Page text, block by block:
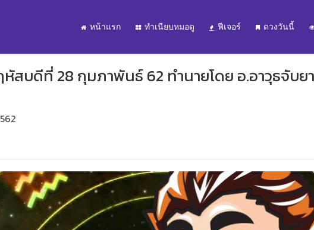
หน้าแรก ทำเนียบหมอดู ฟีเจอร์ ดวงวันนี้
สบดีที่ 28 กุมภาพันธ์ 62 ทำนายโดย อ.อาวุธจับย